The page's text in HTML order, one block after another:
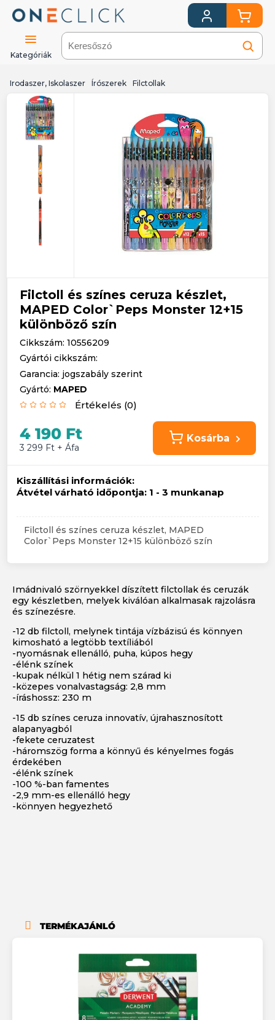
Kategóriák
Irodaszer, Iskolaszer Írószerek Filctollak
Filctoll és színes ceruza készlet,
MAPED Color`Peps Monster 12+15
különböző szín
Cikkszám: 10556209
Gyártói cikkszám:
Garancia: jogszabály szerint
Gyártó: MAPED
Értékelés (0)
4 190 Ft
3 299 Ft + Áfa
Kosárba
Kiszállítási információk:
Átvétel várható időpontja: 1 - 3 munkanap
Filctoll és színes ceruza készlet, MAPED
Color`Peps Monster 12+15 különböző szín
Imádnivaló szörnyekkel díszített filctollak és ceruzák
egy készletben, melyek kiválóan alkalmasak rajzolásra
és színezésre.
-12 db filctoll, melynek tintája vízbázisú és könnyen
kimosható a legtöbb textíliából
-nyomásnak ellenálló, puha, kúpos hegy
-élénk színek
-kupak nélkül 1 hétig nem szárad ki
-közepes vonalvastagság: 2,8 mm
-íráshossz: 230 m
-15 db színes ceruza innovatív, újrahasznosított
alapanyagból
-fekete ceruzatest
-háromszög forma a könnyű és kényelmes fogás
érdekében
-élénk színek
-100 %-ban famentes
-2,9 mm-es ellenálló hegy
-könnyen hegyezhető
TERMÉKAJÁNLÓ